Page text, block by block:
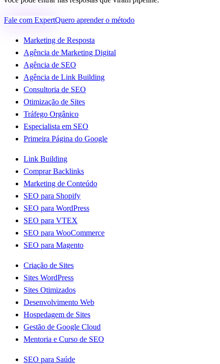
Fale com ExpertQuero aprender o método
Marketing de Resposta
Agência de Marketing Digital
Agência de SEO
Agência de Link Building
Consultoria de SEO
Otimização de Sites
Tráfego Orgânico
Especialista em SEO
Primeira Página do Google
Link Building
Comprar Backlinks
Marketing de Conteúdo
SEO para Shopify
SEO para WordPress
SEO para VTEX
SEO para WooCommerce
SEO para Magento
Criação de Sites
Sites WordPress
Sites Otimizados
Desenvolvimento Web
Hospedagem de Sites
Gestão de Google Cloud
Mentoria e Curso de SEO
SEO para Saúde